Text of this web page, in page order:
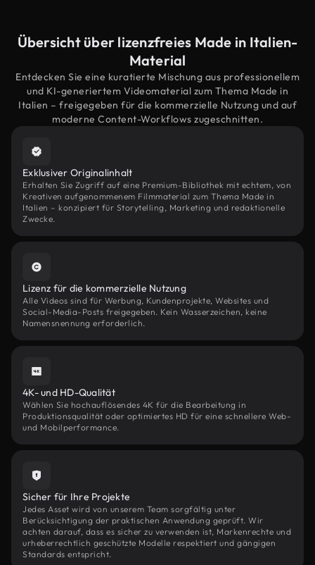
Übersicht über lizenzfreies Made in Italien-
Material
Entdecken Sie eine kuratierte Mischung aus professionellem
und KI-generiertem Videomaterial zum Thema Made in
Italien – freigegeben für die kommerzielle Nutzung und auf
moderne Content-Workflows zugeschnitten.
Exklusiver Originalinhalt
Erhalten Sie Zugriff auf eine Premium-Bibliothek mit echtem, von
Kreativen aufgenommenem Filmmaterial zum Thema Made in
Italien – konzipiert für Storytelling, Marketing und redaktionelle
Zwecke.
Lizenz für die kommerzielle Nutzung
Alle Videos sind für Werbung, Kundenprojekte, Websites und
Social-Media-Posts freigegeben. Kein Wasserzeichen, keine
Namensnennung erforderlich.
4K- und HD-Qualität
Wählen Sie hochauflösendes 4K für die Bearbeitung in
Produktionsqualität oder optimiertes HD für eine schnellere Web-
und Mobilperformance.
Sicher für Ihre Projekte
Jedes Asset wird von unserem Team sorgfältig unter
Berücksichtigung der praktischen Anwendung geprüft. Wir
achten darauf, dass es sicher zu verwenden ist, Markenrechte und
urheberrechtlich geschützte Modelle respektiert und gängigen
Standards entspricht.